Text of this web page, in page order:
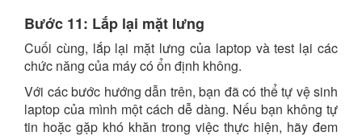
Bước 11: Lắp lại mặt lưng
Cuối cùng, lắp lại mặt lưng của laptop và test lại các
chức năng của máy có ổn định không.
Với các bước hướng dẫn trên, bạn đã có thể tự vệ sinh
laptop của mình một cách dễ dàng. Nếu bạn không tự
tin hoặc gặp khó khăn trong việc thực hiện, hãy đem